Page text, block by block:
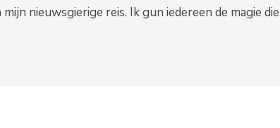
nieuwsgierige reis. Ik gun iedereen de magie